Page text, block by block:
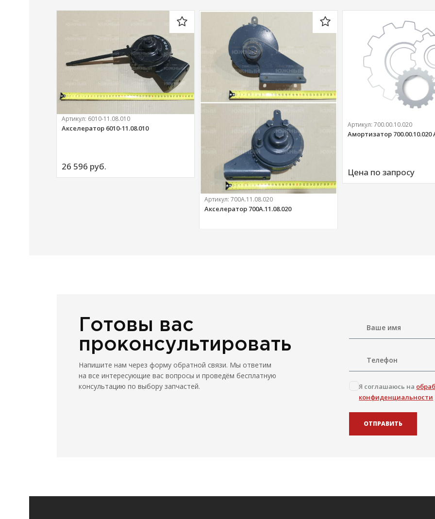
Артикул: 6010-11.08.010
Акселератор 6010-11.08.010
26 596 руб.
Артикул:700А.11.08.020
Акселератор 700А.11.08.020
Артикул:700.00.10.020
Амортизатор
Цена по запросу
Готовы вас
проконсультировать
Напишите нам через форму обратной связи. Мы ответим
на все интересующие вас вопросы и проведём бесплатную
консультацию по выбору запчастей.
Я соглашаюсь на
конфиденциальности
ОТПРАВИТЬ